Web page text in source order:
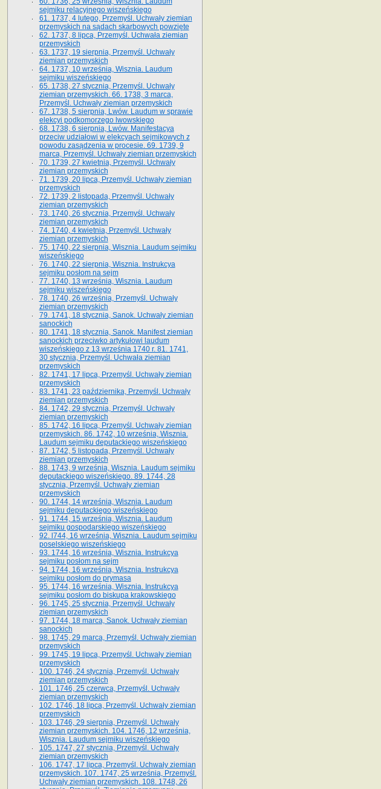
sejmiku relacyjnego wiszeńskiego
61. 1737, 4 lutego, Przemyśl. Uchwały ziemian
przemyskich na sądach skarbowych powzięte
62. 1737, 8 lipca, Przemyśl. Uchwała ziemian
przemyskich
63. 1737, 19 sierpnia, Przemyśl. Uchwały
ziemian przemyskich
64. 1737, 10 września, Wisznia. Laudum
sejmiku wiszeńskiego
65. 1738, 27 stycznia, Przemyśl. Uchwały
ziemian przemyskich­­. 66. 1738, 3 marca,
Przemyśl. Uchwały ziemian przemyskich­
67. 1738, 5 sierpnia, Lwów. Laudum w sprawie
elekcyi podkomorzego lwowskiego
68. 1738, 6 sierpnia, Lwów. Manifestacya
przeciw udziałowi w elekcyach sejmikowych z
powodu zasądzenia w procesie. 69. 1739, 9
marca, Przemyśl. Uchwały ziemian przemyskich
70. 1739, 27 kwietnia, Przemyśl. Uchwały
ziemian przemyskich
71. 1739, 20 lipca, Przemyśl. Uchwały ziemian
przemyskich
72. 1739, 2 listopada, Przemyśl. Uchwały
ziemian przemyskich
73. 1740, 26 stycznia, Przemyśl. Uchwały
ziemian przemyskich
74. 1740, 4 kwietnia, Przemyśl. Uchwały
ziemian przemyskich
75. 1740, 22 sierpnia, Wisznia. Laudum sejmiku
wiszeńskiego
76. 1740, 22 sierpnia, Wisznia. Instrukcya
sejmiku posłom na sejm
77. 1740, 13 września, Wisznia. Laudum
sejmiku wiszeńskiego
78. 1740, 26 września, Przemyśl. Uchwały
ziemian przemyskich
79. 1741, 18 stycznia, Sanok. Uchwały ziemian
sanockich
80. 1741, 18 stycznia, Sanok. Manifest ziemian
sanockich przeciwko artykułowi laudum
wiszeńskiego z 13 wrze­śnia 1740 r. 81. 1741,
30 stycznia, Przemyśl. Uchwała ziemian
przemyskich
82. 1741, 17 lipca, Przemyśl. Uchwały ziemian
przemyskich
83. 1741, 23 października, Przemyśl. Uchwały
ziemian przemyskich
84. 1742, 29 stycznia, Przemyśl. Uchwały
ziemian przemyskich
85. 1742, 16 lipca, Przemyśl. Uchwały ziemian
przemyskich. 86. 1742, 10 września, Wisznia.
Laudum sejmiku deputackiego wiszeńskiego
87. 1742, 5 listopada, Przemyśl. Uchwały
ziemian przemyskich
88. 1743, 9 września, Wisznia. Laudum sejmiku
deputackiego wiszeńskiego. 89. 1744, 28
stycznia, Przemyśl. Uchwały ziemian
przemyskich
90. 1744, 14 września, Wisznia. Laudum
sejmiku deputackiego wiszeńskiego
91. 1744, 15 września, Wisznia. Laudum
sejmiku gospodarskiego wiszeńskiego
92. l744, 16 września, Wisznia. Laudum sejmiku
poselskiego wiszeńskiego
93. 1744, 16 września, Wisznia. Instrukcya
sejmiku posłom na sejm
94. 1744, 16 września, Wisznia. Instrukcya
sejmiku posłom do prymasa
95. 1744, 16 września, Wisznia. Instrukcya
sejmiku posłom do biskupa krakowskiego
96. 1745, 25 stycznia, Przemyśl. Uchwały
ziemian przemyskich
97. 1744, 18 marca, Sanok. Uchwały ziemian
sanockich
98. 1745, 29 marca, Przemyśl. Uchwały ziemian
przemyskich
99. 1745, 19 lipca, Przemyśl. Uchwały ziemian
przemyskich
100. 1746, 24 stycznia, Przemyśl. Uchwały
ziemian przemyskich
101. 1746, 25 czerwca, Przemyśl. Uchwały
ziemian przemyskich
102. 1746, 18 lipca, Przemyśl. Uchwały ziemian
przemyskich
103. 1746, 29 sierpnia, Przemyśl. Uchwały
ziemian przemyskich. 104. 1746, 12 września,
Wisznia. Laudum sejmiku wiszeńskiego
105. 1747, 27 stycznia, Przemyśl. Uchwały
ziemian przemyskich
106. 1747, 17 lipca, Przemyśl. Uchwały ziemian
przemyskich. 107. 1747, 25 września, Przemyśl.
Uchwały ziemian przemyskich. 108. 1748, 26